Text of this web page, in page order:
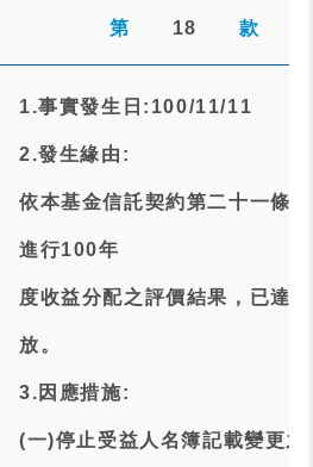
第 18 款
1.事實發生日:100/11/11
2.發生緣由:
依本基金信託契約第二十一條
進行100年
度收益分配之評價結果，已達
放。
3.因應措施:
(一)停止受益人名簿記載變更